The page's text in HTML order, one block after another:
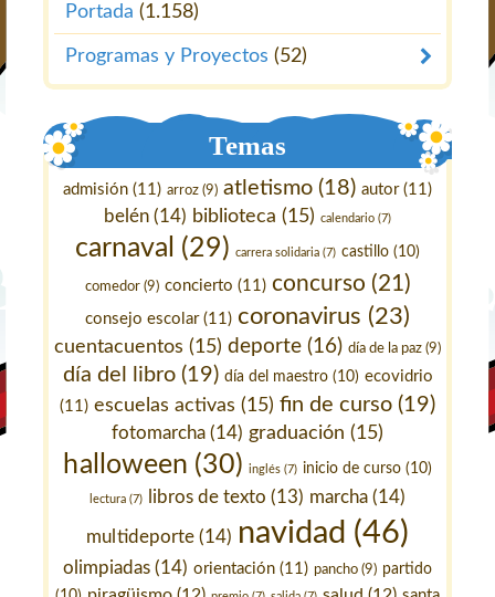
Portada (1.158)
Programas y Proyectos (52)
Temas
admisión (11) arroz (9) atletismo (18) autor(11)
belén (14) biblioteca (15) calendario (7)
carnaval (29) carrera solidaria (7) castillo (10)
comedor(9) concierto (11) concurso (21)
consejo escolar(11) coronavirus (23)
cuentacuentos (15) deporte (16) día de la paz (9)
día del libro(19) día del maestro(10) ecovidrio
(11) escuelas activas (15) fin de curso (19)
fotomarcha (14) graduación (15)
halloween (30) inglés(7) inicio de curso(10)
lectura (7) libros de texto (13) marcha (14)
multideporte(14) navidad (46)
olimpiadas (14) orientación (11) pancho (9) partido